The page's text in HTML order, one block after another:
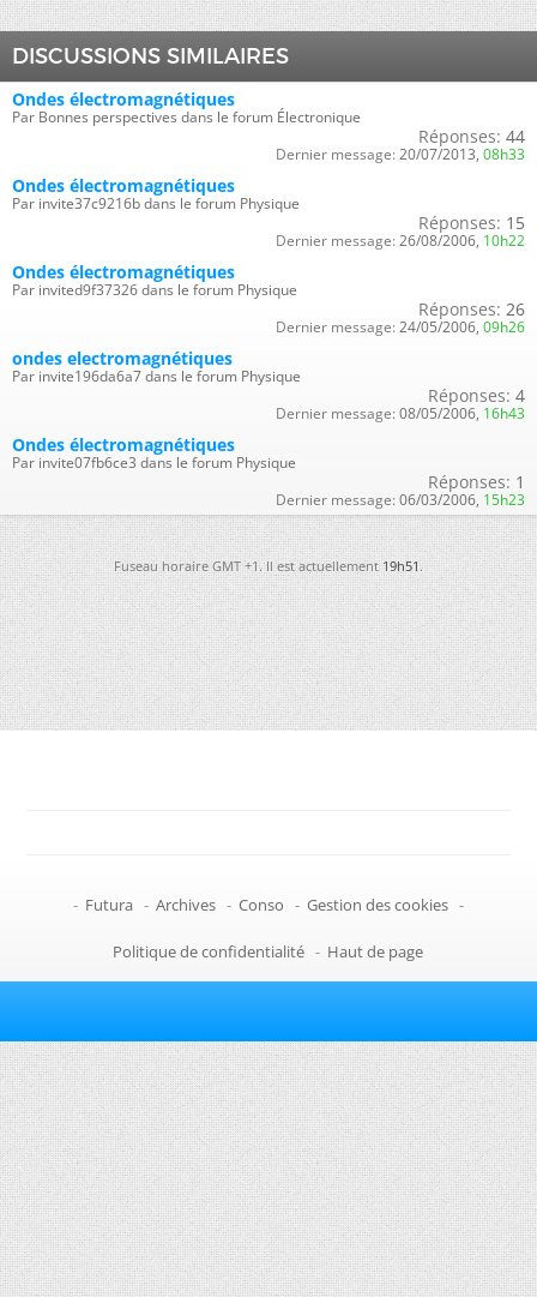
DISCUSSIONS SIMILAIRES
Ondes électromagnétiques
Par Bonnes perspectives dans le forum Électronique
Réponses: 44
Dernier message: 20/07/2013, 08h33
Ondes électromagnétiques
Par invite37c9216b dans le forum Physique
Réponses: 15
Dernier message: 26/08/2006, 10h22
Ondes électromagnétiques
Par invited9f37326 dans le forum Physique
Réponses: 26
Dernier message: 24/05/2006, 09h26
ondes electromagnétiques
Par invite196da6a7 dans le forum Physique
Réponses: 4
Dernier message: 08/05/2006, 16h43
Ondes électromagnétiques
Par invite07fb6ce3 dans le forum Physique
Réponses: 1
Dernier message: 06/03/2006, 15h23
Fuseau horaire GMT +1. Il est actuellement19h51.
- Futura - Archives - Conso - Gestion des cookies -
Politique de confidentialité - Haut de page